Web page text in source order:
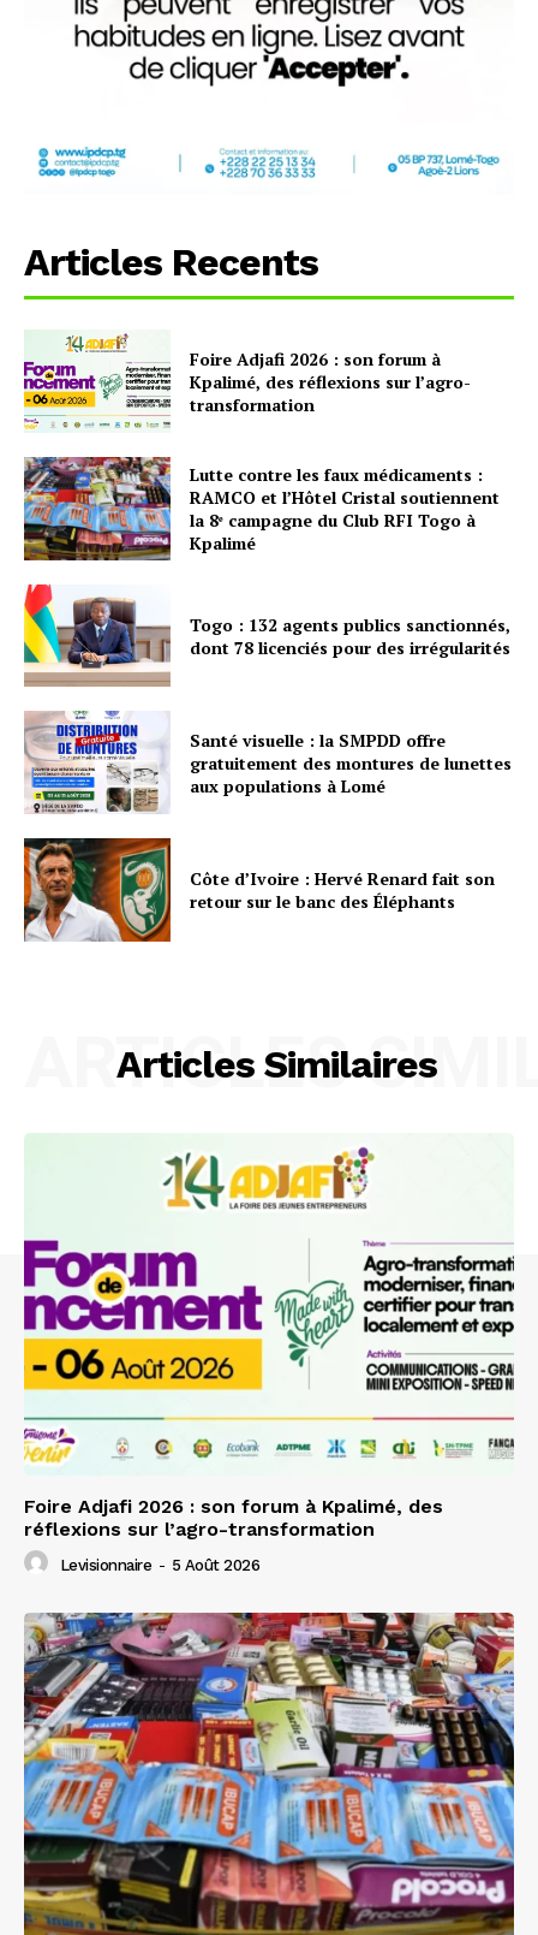
Articles Recents
Foire Adjafi 2026 : son forum à
Kpalimé, des réflexions sur l’agro-
transformation
Lutte contre les faux médicaments :
RAMCO et l’Hôtel Cristal soutiennent
la 8ᵉ campagne du Club RFI Togo à
Kpalimé
Togo : 132 agents publics sanctionnés,
dont 78 licenciés pour des irrégularités
Santé visuelle : la SMPDD offre
gratuitement des montures de lunettes
aux populations à Lomé
Côte d’Ivoire : Hervé Renard fait son
retour sur le banc des Éléphants
Articles Similaires
ARTICLES
Foire Adjafi 2026 : son forum à Kpalimé, des
réflexions sur l’agro-transformation
Levisionnaire - 5 Août 2026